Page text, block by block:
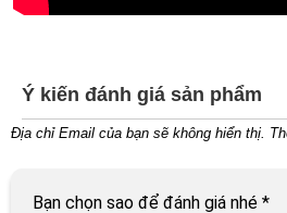
Ý kiến đánh giá sản phẩm
Địa chỉ Email của bạn sẽ không hiển thị.
Bạn chọn sao để đánh giá nhé *